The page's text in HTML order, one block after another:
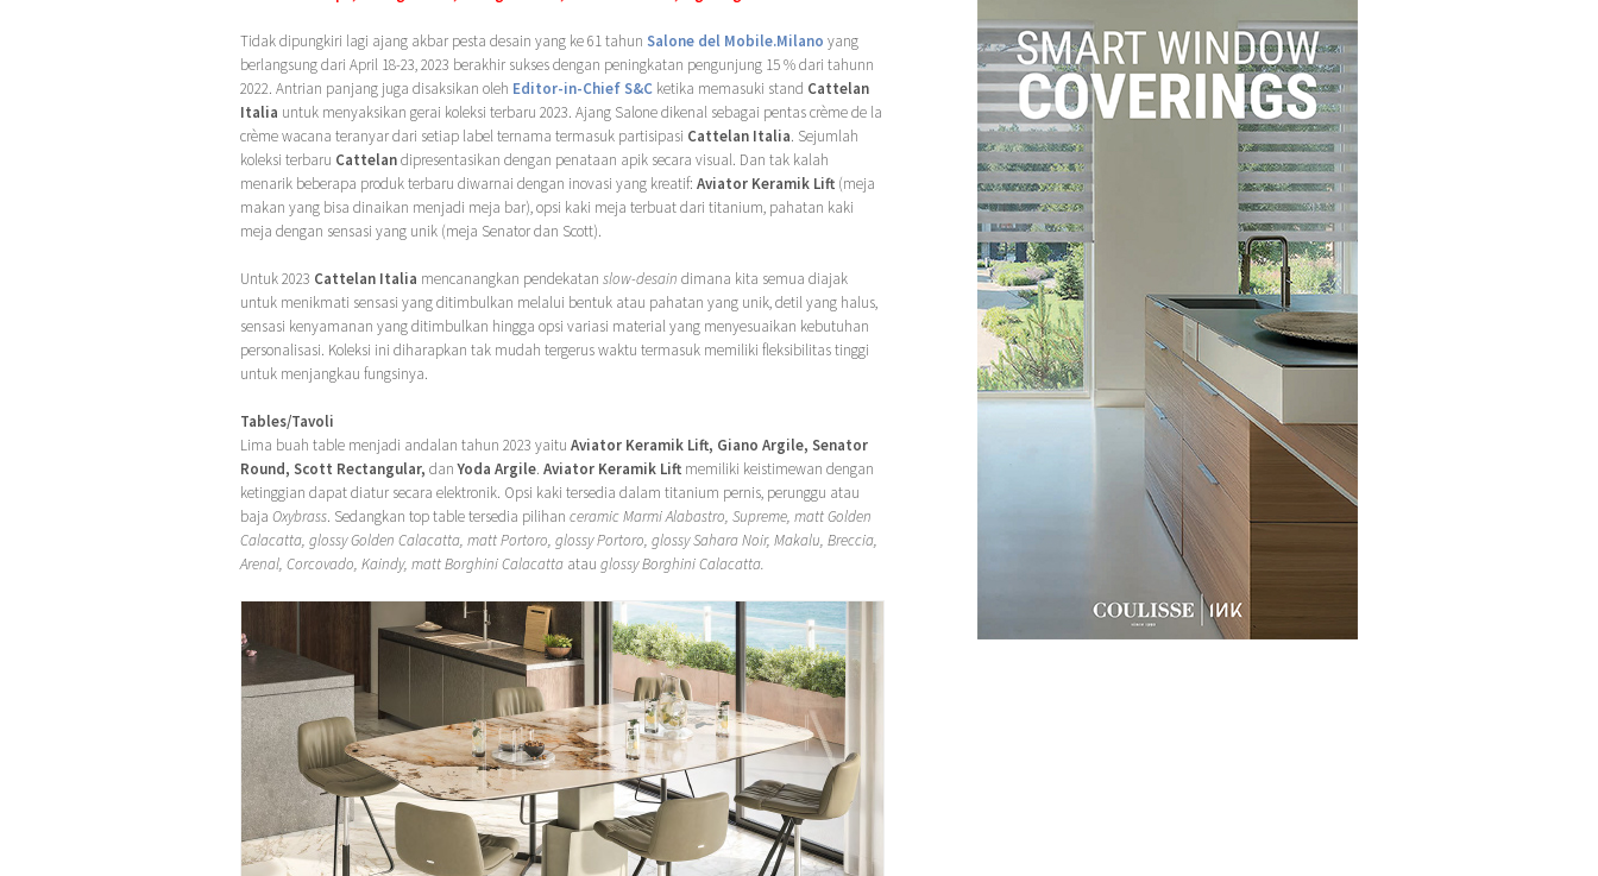
Tidak dipungkiri lagi ajang akbar pesta desain yang ke 61 tahun Salone del Mobile.Milano yang
berlangsung dari April 18-23, 2023 berakhir sukses dengan peningkatan pengunjung 15 % dari tahunn
2022. Antrian panjang juga disaksikan oleh Editor-in-Chief S&C ketika memasuki stand Cattelan
Italia untuk menyaksikan gerai koleksi terbaru 2023. Ajang Salone dikenal sebagai pentas crème de la
crème wacana teranyar dari setiap label ternama termasuk partisipasi Cattelan Italia. Sejumlah
koleksi terbaru Cattelandipresentasikan dengan penataan apik secara visual. Dan tak kalah
menarik beberapa produk terbaru diwarnai dengan inovasi yang kreatif: Aviator Keramik Lift (meja
makan yang bisa dinaikan menjadi meja bar), opsi kaki meja terbuat dari titanium, pahatan kaki
meja dengan sensasi yang unik (meja Senator dan Scott).
Untuk 2023 Cattelan Italia mencanangkan pendekatan slow-desain dimana kita semua diajak
untuk menikmati sensasi yang ditimbulkan melalui bentuk atau pahatan yang unik, detil yang halus,
sensasi kenyamanan yang ditimbulkan hingga opsi variasi material yang menyesuaikan kebutuhan
personalisasi. Koleksi ini diharapkan tak mudah tergerus waktu termasuk memiliki fleksibilitas tinggi
untuk menjangkau fungsinya.
Tables/Tavoli
Lima buah table menjadi andalan tahun 2023 yaitu Aviator Keramik Lift, Giano Argile, Senator
Round, Scott Rectangular, danYoda Argile. Aviator Keramik Lift memiliki keistimewan dengan
ketinggian dapat diatur secara elektronik. Opsi kaki tersedia dalam titanium pernis, perunggu atau
baja Oxybrass. Sedangkan top table tersedia pilihan ceramic Marmi Alabastro, Supreme, matt Golden
Calacatta, glossy Golden Calacatta, matt Portoro, glossy Portoro, glossy Sahara Noir, Makalu, Breccia,
Arenal, Corcovado, Kaindy, matt BorghiniCalacatta atau glossy Borghini Calacatta.